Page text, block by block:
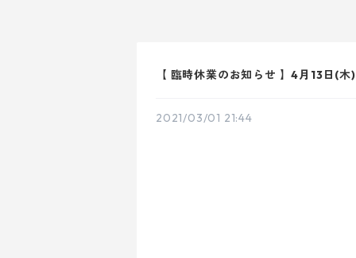
【 臨時休業のお知らせ 】4月13日(
2021/03/01 21:44